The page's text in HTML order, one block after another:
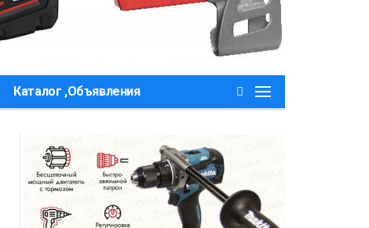
Каталог ,Объявления